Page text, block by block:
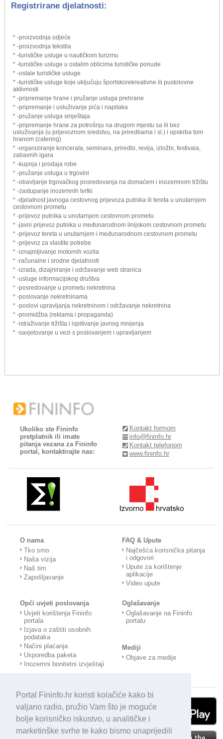
Portal Fininfo.hr koristi kolačiće kako bi
valjano radio, pružio Vam što je moguće
bolje korisničko iskustvo, u analitičke i
marketinške svrhe te kako bismo unaprijedili
Registrirane djelatnosti:
* -proizvodnja odjeće
* -proizvodnja tekstila
* -turističke usluge u nautičkom turizmu
* -turističke usluge u ostalim oblicima turističke ponude
* -ostale turističke usluge
* -turističke usluge koje uključuju športskorekreativne ili pustolovne
aktivnosti
* -pripremanje hrane i pružanje usluga prehrane
* -pripremanje i usluživanje pića i napitaka
* -pružanje usluga smještaja
* -pripremanje hrane za potrošnju na drugom mjestu sa ili bez
usluživanja (u prijevoznom sredstvu, na priredbama i sl.) i opskrba tom
hranom (catering)
* -organiziranje koncerata, seminara, priredbi, revija, izložbi, festivala,
zabavnih igara
* -kupnja i prodaja robe
* -pružanje usluga u trgovini
* -obavljanje trgovačkog posredovanja na domaćem i inozemnom tržištu
* -zastupanje inozemnih tvrtki
* -djelatnost javnoga cestovnog prijevoza putnika ili tereta u unutarnjem
cestovnom prometu
* -prijevoz putnika u unutarnjem cestovnom prometu
* -javni prijevoz putnika u međunarodnom linijskom cestovnom prometu
* -prijevoz tereta u unutarnjem i međunarodnom cestovnom prometu
* -prijevoz za vlastite potrebe
* -iznajmljivanje motornih vozila
* -računalne i srodne djelatnosti
* -izrada, dizajniranje i održavanje web stranica
* -usluge informacijskog društva
* -posredovanje u prometu nekretnina
* -poslovanje nekretninama
* -poslovi upravljanja nekretninom i održavanje nekretnina
* -promidžba (reklama i propaganda)
* -istraživanje tržišta i ispitivanje javnog mnijenja
* -savjetovanje u vezi s poslovanjem i upravljanjem
Ukoliko ste Fininfo
pretplatnik ili imate
pitanja vezana za Fininfo
portal, kontaktirajte nas:
Kontakt formom
info@fininfo.hr
Kontakt telefonom
www.fininfo.hr
O nama
Tko smo
Naša vizija
Naš tim
Zapošljavanje
FAQ & Upute
Najčešća korisnička pitanja
i odgovori
Upute za korištenje
aplikacije
Video upute
Opći uvjeti poslovanja
Uvjeti korištenja Fininfo
portala
Izjava o zaštiti osobnih
podataka
Načini plaćanja
Usporedba paketa
Inozemni bonitetni izvještaji
Oglašavanje
Oglašavanje na Fininfo
portalu
Mediji
Objave za medije